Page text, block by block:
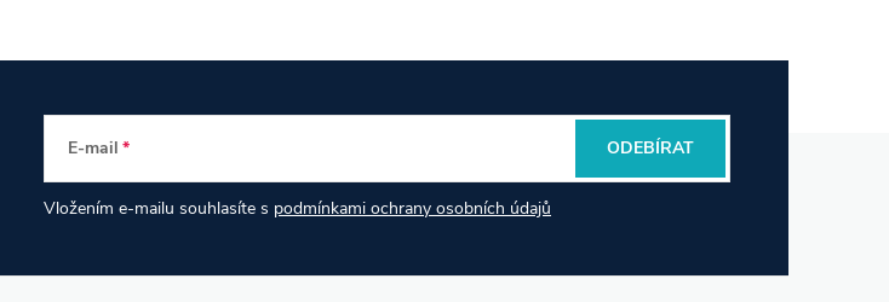
E-mail
Vložením e-mailu souhlasíte s podmínkami ochrany osobních údajů
ODEBÍRAT